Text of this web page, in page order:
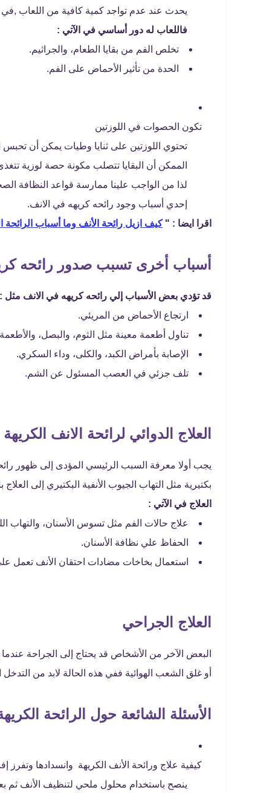
يحدث عند عدم تواجد كمية كافية من اللعاب ,في
فاللعاب له دور أساسي في الآتي :
تخلص الفم من بقايا الطعام، والجراثيم.
الحدة من تأثير الأحماض على الفم.
تكون الحصوات في اللوزتين
تحتوي اللوزتين على ثنايا وطيات يمكن أن
الممكن أن البقايا تتصلب مكونة حصة لوزية
لذا من الواجب علينا ممارسة قواعد النظافة
إحدي أسباب وجود رائحه كريهه في الانف.
اقرا ايضا : "كيف ازيل رائحة الأنف وما أسباب الرائحة
أسباب أخرى تسبب صدور رائحه
قد تؤدي بعض الأسباب إلي رائحه كريهه في الانف مثل :
ارتجاع الأحماض من المريئي.
تناول أطعمة معينة مثل الثوم، والبصل،
الإصابة بأمراض الكبد، والكلى، وداء السكري.
تلف جزئي في العصب المسئول عن الشم.
العلاج الدوائي لرائحة الانف الكريهة
يجب أولا معرفة السبب الرئيسي المؤدى إلى ظهور
بكتيرية مثل التهاب الجيوب الأنفية البكتيري إلى
العلاج في الآتي :
علاج حالات الفم مثل تسوس الأسنان، والتهاب
الحفاظ علي نظافة الأسنان.
استعمال بخاخات مضادات احتقان الأنف تعمل
العلاج الجراحي
البعض الآخر من الأشخاص قد يحتاج إلى الجراحة
أو غلق الشعب الهوائية ففي هذه الحالة لابد من
الأسئلة الشائعة حول الرائحة
كيفية علاج ورائحة الأنف الكريهة وانسدادها
ينصح باستخدام محلول ملحي لتنظيف الأنف